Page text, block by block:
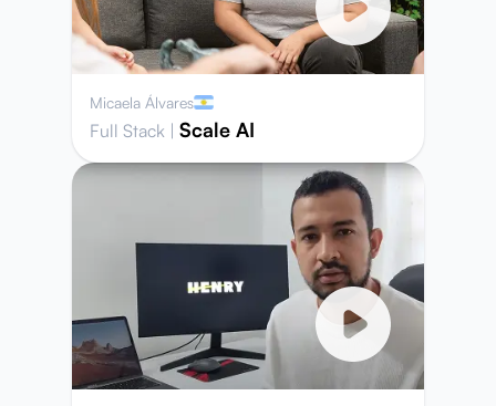
Micaela Álvares
Full Stack | Scale AI